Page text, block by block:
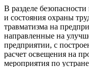
В разделе
и состояния охраны
травматизма на
направленные на
предприятии, с
расчет освещения на
мероприятия по